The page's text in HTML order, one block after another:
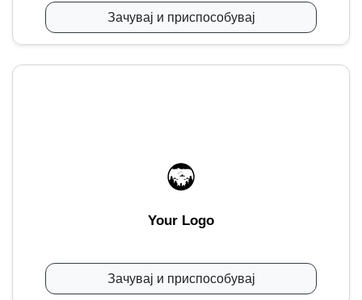
Зачувај и приспособувај
Your Logo
Зачувај и приспособувај